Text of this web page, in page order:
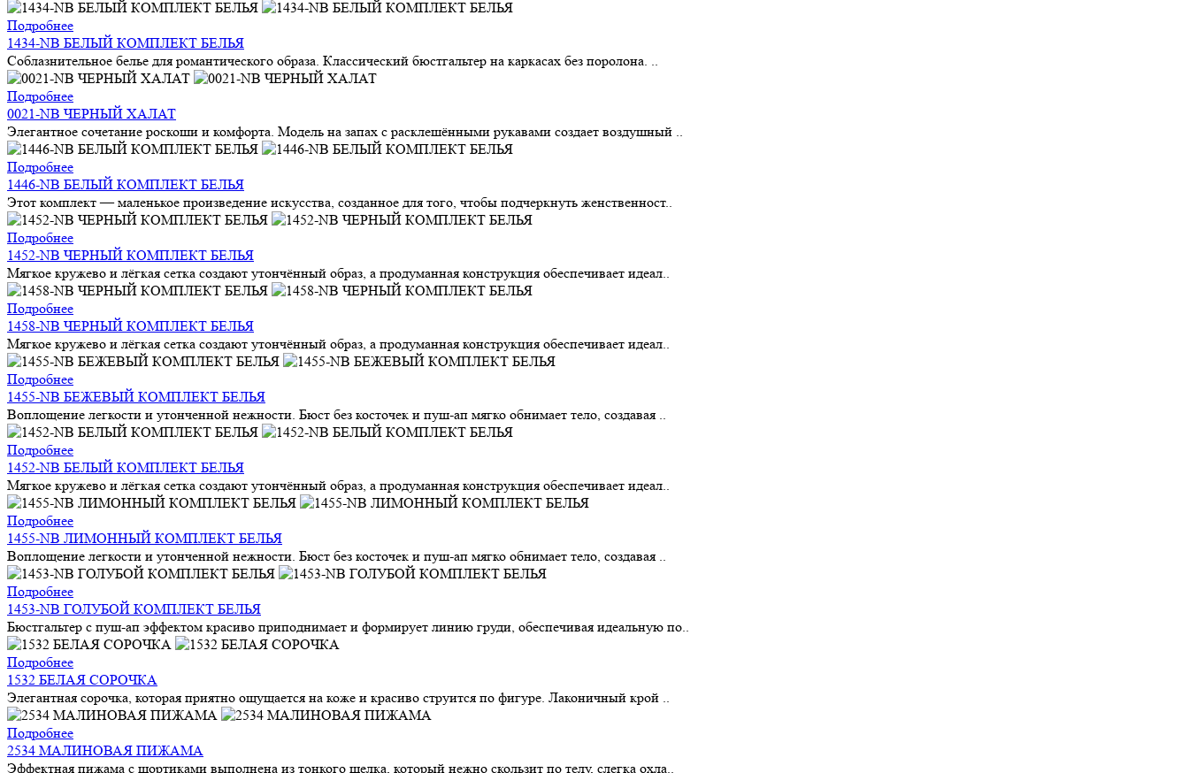
Подробнее
1434-NB БЕЛЫЙ КОМПЛЕКТ БЕЛЬЯ
Соблазнительное белье для романтического образа. Классический бюстгальтер на каркасах без поролона. ..
Подробнее
0021-NB ЧЕРНЫЙ ХАЛАТ
Элегантное сочетание роскоши и комфорта. Модель на запах с расклешёнными рукавами создает воздушный ..
Подробнее
1446-NB БЕЛЫЙ КОМПЛЕКТ БЕЛЬЯ
Этот комплект — маленькое произведение искусства, созданное для того, чтобы подчеркнуть женственност..
Подробнее
1452-NB ЧЕРНЫЙ КОМПЛЕКТ БЕЛЬЯ
Мягкое кружево и лёгкая сетка создают утончённый образ, а продуманная конструкция обеспечивает идеал..
Подробнее
1458-NB ЧЕРНЫЙ КОМПЛЕКТ БЕЛЬЯ
Мягкое кружево и лёгкая сетка создают утончённый образ, а продуманная конструкция обеспечивает идеал..
Подробнее
1455-NB БЕЖЕВЫЙ КОМПЛЕКТ БЕЛЬЯ
Воплощение легкости и утонченной нежности. Бюст без косточек и пуш-ап мягко обнимает тело, создавая ..
Подробнее
1452-NB БЕЛЫЙ КОМПЛЕКТ БЕЛЬЯ
Мягкое кружево и лёгкая сетка создают утончённый образ, а продуманная конструкция обеспечивает идеал..
Подробнее
1455-NB ЛИМОННЫЙ КОМПЛЕКТ БЕЛЬЯ
Воплощение легкости и утонченной нежности. Бюст без косточек и пуш-ап мягко обнимает тело, создавая ..
Подробнее
1453-NB ГОЛУБОЙ КОМПЛЕКТ БЕЛЬЯ
Бюстгальтер с пуш-ап эффектом красиво приподнимает и формирует линию груди, обеспечивая идеальную по..
Подробнее
1532 БЕЛАЯ СОРОЧКА
Элегантная сорочка, которая приятно ощущается на коже и красиво струится по фигуре. Лаконичный крой ..
Подробнее
2534 МАЛИНОВАЯ ПИЖАМА
Эффектная пижама с шортиками выполнена из тонкого шелка, который нежно скользит по телу, слегка охла..